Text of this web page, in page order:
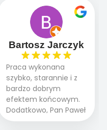
oczekiwaniami. Prace
przebiegały sprawnie
dzięki temu,że firma
działa kompleksowo :
ogrodnictwo,nawodnienie,
brukarstwo.Efekt
końcowy przerósł
nasze oczekiwania.
Polecamy tę firmę
wszystkim , którzy
marzą o pięknym
Bartosz Jarczyk
Praca wykonana
szybko, starannie i z
bardzo dobrym
efektem końcowym.
Dodatkowo, Pan Paweł
chętnie udziela porad